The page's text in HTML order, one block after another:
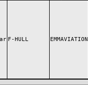
F-HULL EMMAVIATION